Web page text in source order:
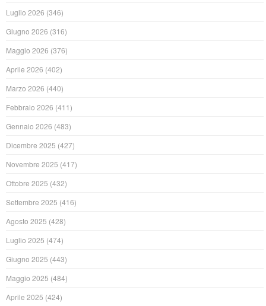
Luglio 2026 (346)
Giugno 2026 (316)
Maggio 2026 (376)
Aprile 2026 (402)
Marzo 2026 (440)
Febbraio 2026 (411)
Gennaio 2026 (483)
Dicembre 2025 (427)
Novembre 2025 (417)
Ottobre 2025 (432)
Settembre 2025 (416)
Agosto 2025 (428)
Luglio 2025 (474)
Giugno 2025 (443)
Maggio 2025 (484)
Aprile 2025 (424)